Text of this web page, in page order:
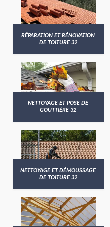
RÉPARATION ET RÉNOVATION
DE TOITURE 32
NETTOYAGE ET POSE DE
GOUTTIÈRE 32
NETTOYAGE ET DÉMOUSSAGE
DE TOITURE 32